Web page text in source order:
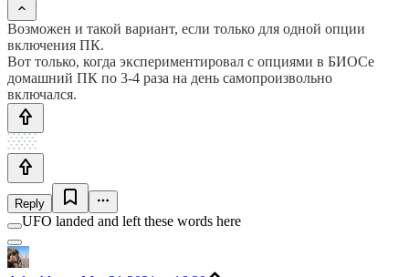
Возможен и такой вариант, если только для одной опции
включения ПК.
Вот только, когда экспериментировал с опциями в БИОСе
домашний ПК по 3-4 раза на день самопроизвольно
включался.
Reply
UFO landed and left these words here